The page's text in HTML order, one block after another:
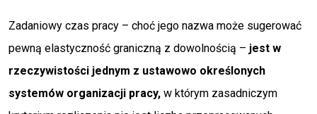
Zadaniowy czas pracy – choć jego nazwa może sugerować
pewną elastyczność graniczną z dowolnością – jest w
rzeczywistości jednym z ustawowo określonych
systemów organizacji pracy, w którym zasadniczym